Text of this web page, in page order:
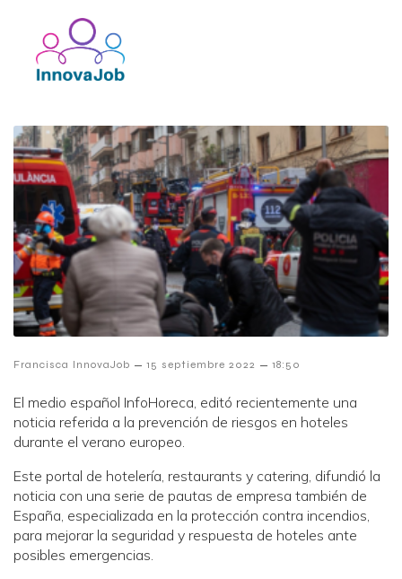
Francisca InnovaJob – 15 septiembre 2022 – 18:50
El medio español InfoHoreca, editó recientemente una
noticia referida a la prevención de riesgos en hoteles
durante el verano europeo.
Este portal de hotelería, restaurants y catering, difundió la
noticia con una serie de pautas de empresa también de
España, especializada en la protección contra incendios,
para mejorar la seguridad y respuesta de hoteles ante
posibles emergencias.